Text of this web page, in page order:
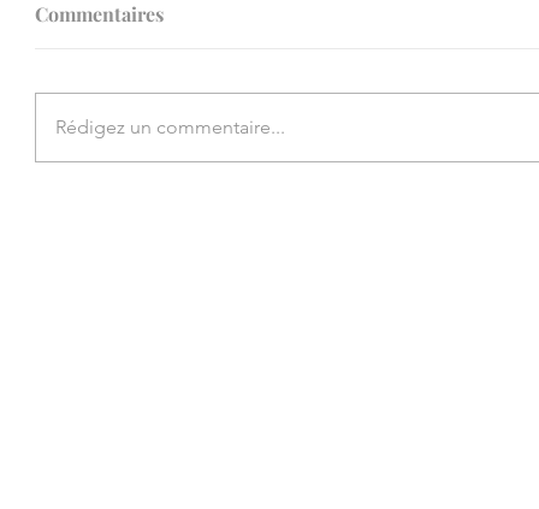
Commentaires
Rédigez un commentaire...